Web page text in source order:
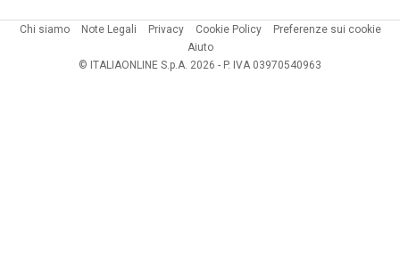
Chi siamo Note Legali Privacy Cookie Policy
Preferenze sui cookie
Aiuto
© ITALIAONLINE S.p.A. 2026 - P. IVA 03970540963